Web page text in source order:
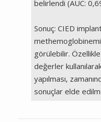
belirlendi (AUC:
Sonuç: CIED
görülebilir.
değerler
yapılması,
sonuçlar elde